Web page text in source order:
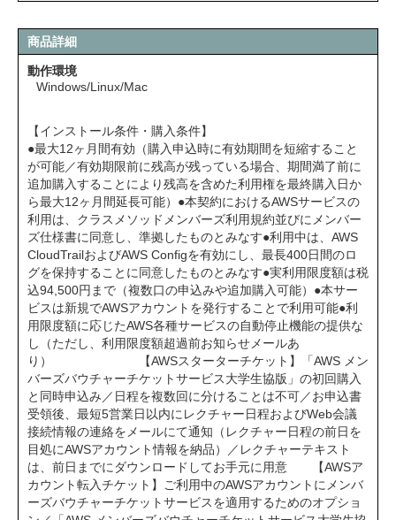
商品詳細
動作環境
Windows/Linux/Mac
【インストール条件・購入条件】
●最大12ヶ月間有効（購入申込時に有効期間を短縮すること
が可能／有効期限前に残高が残っている場合、期間満了前に
追加購入することにより残高を含めた利用権を最終購入日か
ら最大12ヶ月間延長可能）●本契約におけるAWSサービスの
利用は、クラスメソッドメンバーズ利用規約並びにメンバー
ズ仕様書に同意し、準拠したものとみなす●利用中は、AWS
CloudTrailおよびAWS Configを有効にし、最長400日間のロ
グを保持することに同意したものとみなす●実利用限度額は税
込94,500円まで（複数口の申込みや追加購入可能）●本サー
ビスは新規でAWSアカウントを発⾏することで利用可能●利
⽤限度額に応じたAWS各種サービスの⾃動停⽌機能の提供な
し（ただし、利⽤限度額超過前お知らせメールあ
り） 【AWSスターターチケット】「AWS メン
バーズバウチャーチケットサービス大学生協版」の初回購入
と同時申込み／⽇程を複数回に分けることは不可／お申込書
受領後、最短5営業⽇以内にレクチャー⽇程およびWeb会議
接続情報の連絡をメールにて通知（レクチャー⽇程の前⽇を
⽬処にAWSアカウント情報を納品）／レクチャーテキスト
は、前日までにダウンロードしてお手元に用意 【AWSア
カウント転入チケット】ご利⽤中のAWSアカウントにメンバ
ーズバウチャーチケットサービスを適⽤するためのオプショ